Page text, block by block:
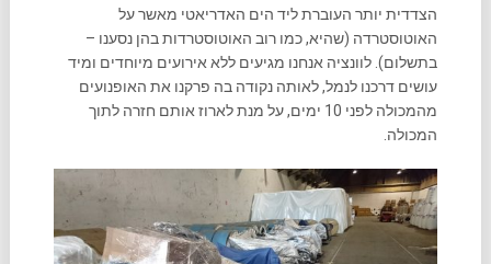
הצדדית יותר העוברת ליד הים האדריאטי מאשר על
האוטוסטרדה (שהיא, כמו רוב האוטוסטרדות בהן נסענו –
בתשלום). לוונציה אנחנו מגיעים ללא אירועים מיוחדים ומיד
עושים דרכנו לנמל, לאותה נקודה בה פרקנו את האופנועים
מהמכולה לפני 10 ימים, על מנת לארוז אותם חזרה לתוך
המכולה.